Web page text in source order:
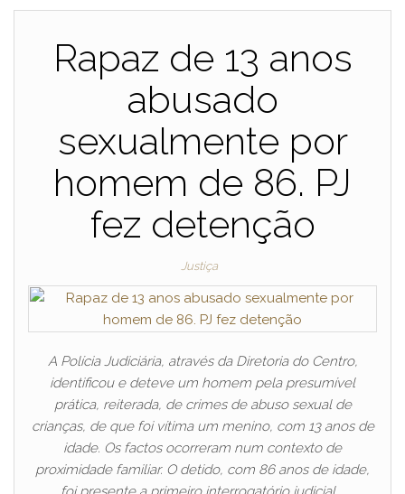
Rapaz de 13 anos
abusado
sexualmente por
homem de 86. PJ
fez detenção
Justiça
A Polícia Judiciária, através da Diretoria do Centro,
identificou e deteve um homem pela presumível
prática, reiterada, de crimes de abuso sexual de
crianças, de que foi vítima um menino, com 13 anos de
idade. Os factos ocorreram num contexto de
proximidade familiar. O detido, com 86 anos de idade,